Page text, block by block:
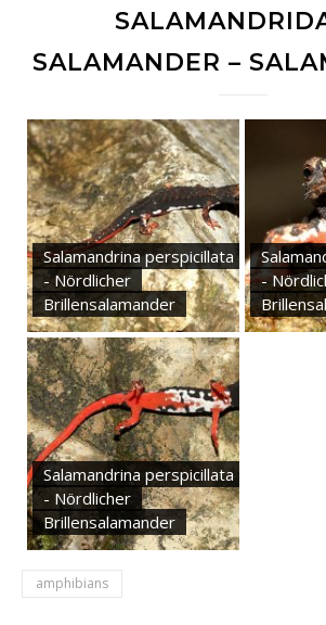
SALAMANDER –
Salamandrina perspicillata
- Nördlicher
Brillensalamander
-
Salamandrina perspicillata
- Nördlicher
Brillensalamander
amphibians